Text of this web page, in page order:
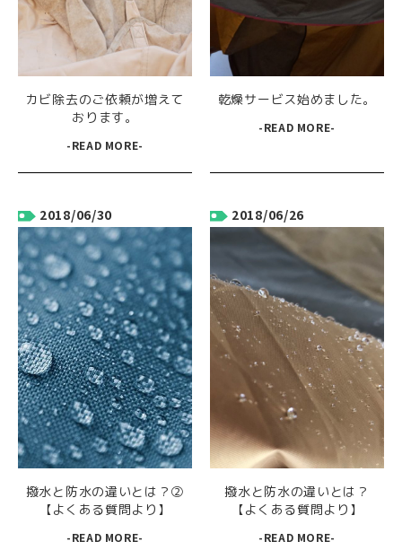
カビ除去のご依頼が増えて
おります。
-READ MORE-
乾燥サービス始めました。
-READ MORE-
2018/06/30
撥水と防水の違いとは？②
【よくある質問より】
-READ MORE-
2018/06/26
撥水と防水の違いとは？
【よくある質問より】
-READ MORE-